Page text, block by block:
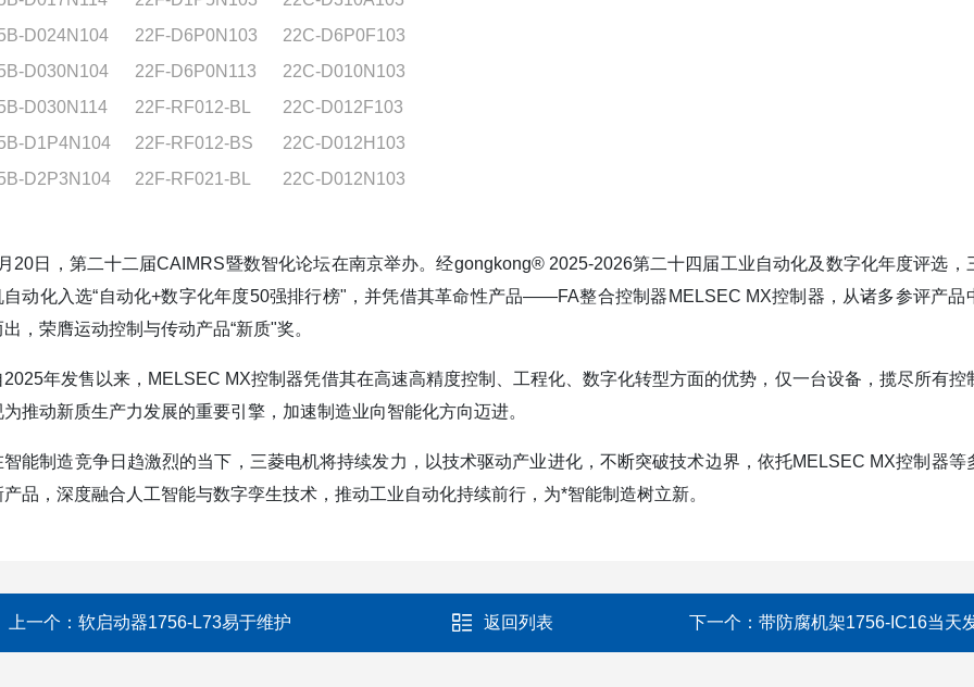
D024N104
22F-D6P0N103
22C-D6P0F103
D030N104
22F-D6P0N113
22C-D010N103
D030N114
22F-RF012-BL
22C-D012F103
D1P4N104
22F-RF012-BS
22C-D012H103
D2P3N104
22F-RF021-BL 22C-D012N103
20日，第二十二届CAIMRS暨数智化论坛在南京举办。经gongkong® 2025-2026第二十四届工业自动化及数字化年度评选，
自动化入选“自动化+数字化年度50强排行榜"，并凭借其革命性产品——FA整合控制器MELSEC MX控制器，从诸多参评产品
出，荣膺运动控制与传动产品“新质"奖。
2025年发售以来，MELSEC MX控制器凭借其在高速高精度控制、工程化、数字化转型方面的优势，仅一台设备，揽尽所有控
为推动新质生产力发展的重要引擎，加速制造业向智能化方向迈进。
智能制造竞争日趋激烈的当下，三菱电机将持续发力，以技术驱动产业进化，不断突破技术边界，依托MELSEC MX控制器等
产品，深度融合人工智能与数字孪生技术，推动工业自动化持续前行，为*智能制造树立新。
上一个： 软启动器1756-L73易于维护 返回列表 下一个： 带防腐机架1756-IC16当天